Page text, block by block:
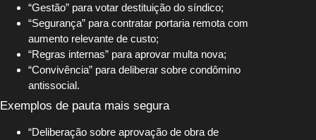
“Gestão” para votar destituição do síndico;
“Segurança” para contratar portaria remota com
aumento relevante de custo;
“Regras internas” para aprovar multa nova;
“Convivência” para deliberar sobre condômino
antissocial.
Exemplos de pauta mais segura
“Deliberação sobre aprovação de obra de